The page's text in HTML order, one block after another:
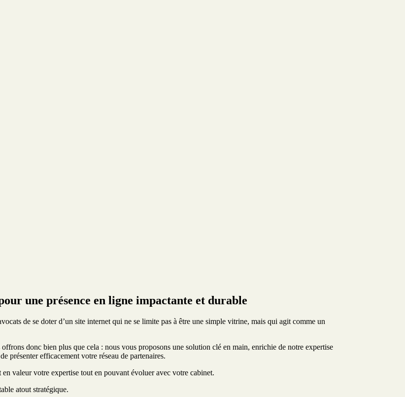
une présence en ligne impactante et durable
de se doter d’un site internet qui ne se limite pas à être une simple vitrine, mais qui agit comme un
donc bien plus que cela : nous vous proposons une solution clé en main, enrichie de notre expertise
présenter efficacement votre réseau de partenaires.
valeur votre expertise tout en pouvant évoluer avec votre cabinet.
atout stratégique.